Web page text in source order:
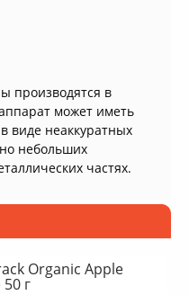
производятся в
может иметь
виде неаккуратных
небольших
частях.
Organic Apple
г